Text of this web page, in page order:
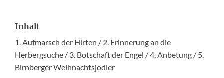
Inhalt
1. Aufmarsch der Hirten / 2. Erinnerung an die
Herbergsuche / 3. Botschaft der Engel / 4. Anbetung / 5.
Birnberger Weihnachtsjodler